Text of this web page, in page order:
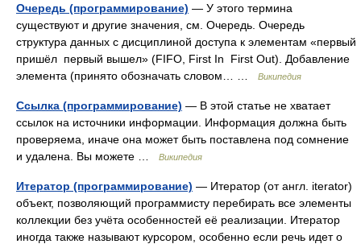
Очередь (программирование) — У этого термина
существуют и другие значения, см. Очередь. Очередь
структура данных с дисциплиной доступа к элементам «первый
пришёл первый вышел» (FIFO, First In First Out). Добавление
элемента (принято обозначать словом… …
Википедия
Ссылка (программирование) — В этой статье не хватает
ссылок на источники информации. Информация должна быть
проверяема, иначе она может быть поставлена под сомнение
и удалена. Вы можете …
Википедия
Итератор (программирование) — Итератор (от англ. iterator)
объект, позволяющий программисту перебирать все элементы
коллекции без учёта особенностей её реализации. Итератор
иногда также называют курсором, особенно если речь идет о